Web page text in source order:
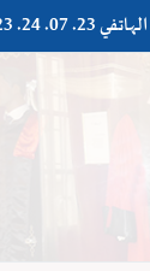
23. 07. 24. 023